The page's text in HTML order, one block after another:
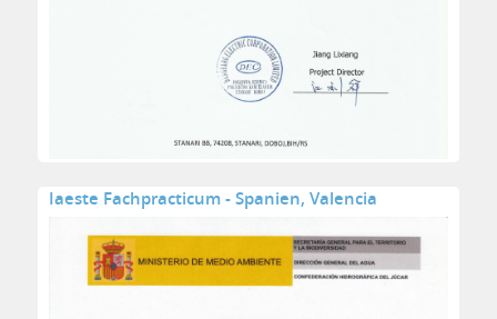
Iaeste Fachpracticum - Spanien, Valencia